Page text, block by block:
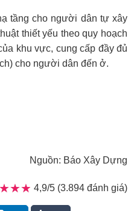
tầng cho người dân tự xây
thiết yếu theo quy hoạch
khu vực, cung cấp đầy đủ
cho người dân đến ở.
Nguồn: Báo Xây Dựng
4,9/5 (3.894 đánh giá)